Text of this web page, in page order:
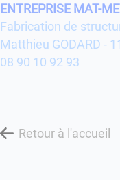
ENTREPRISE MAT-
Fabrication de
Matthieu GODARD -
08 90 10 92 93
Retour à l'accueil